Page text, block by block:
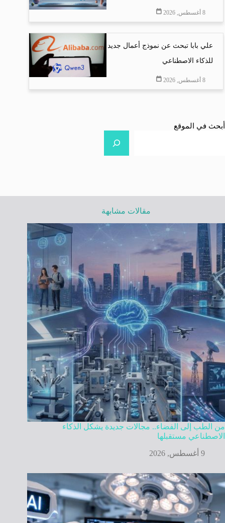
8 أغسطس, 2026
علي بابا تبحث عن نموذج أعمال جديد
للذكاء الاصطناعي
8 أغسطس, 2026
أبحث في الموقع
مقالات مشابهة
من الطب إلى الفضاء.. مجالات جديدة يشكل الذكاء
الاصطناعي مستقبلها
9 أغسطس, 2026